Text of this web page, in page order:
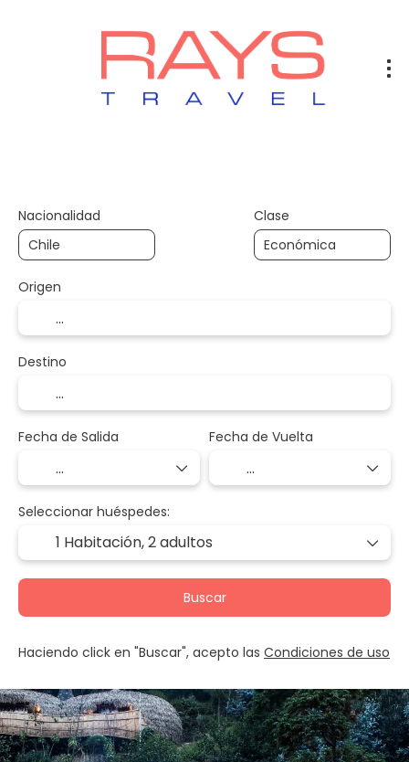
Nacionalidad Clase
Origen
Destino
Fecha de Salida Fecha de Vuelta
Seleccionar huéspedes:
1 Habitación,2 adultos
Buscar
Haciendo click en "Buscar", acepto las Condiciones de uso